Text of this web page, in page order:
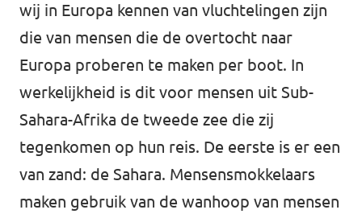
wij in Europa kennen van vluchtelingen zijn
die van mensen die de overtocht naar
Europa proberen te maken per boot. In
werkelijkheid is dit voor mensen uit Sub-
Sahara-Afrika de tweede zee die zij
tegenkomen op hun reis. De eerste is er een
van zand: de Sahara. Mensensmokkelaars
maken gebruik van de wanhoop van mensen